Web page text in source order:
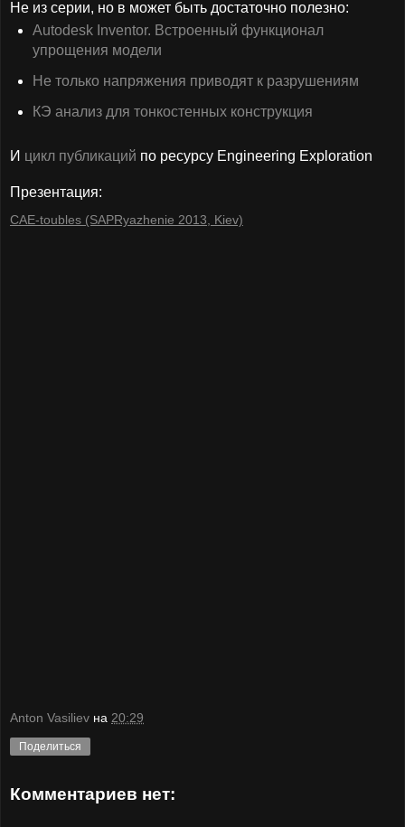
Не из серии, но в может быть достаточно полезно:
Autodesk Inventor. Встроенный функционал
упрощения модели
Не только напряжения приводят к разрушениям
КЭ анализ для тонкостенных конструкция
И цикл публикаций по ресурсу Engineering Exploration
Презентация:
CAE-toubles (SAPRyazhenie 2013, Kiev)
Anton Vasiliev на 20:29
Поделиться
Комментариев нет: